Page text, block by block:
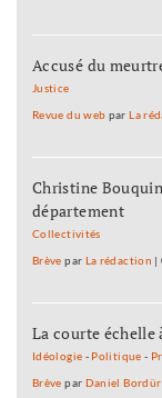
Accusé du
Justice
Revue du web parLa
Christine
département
Collectivités
Brève par La rédaction |
La courte
Idéologie - Politique -
Brève par Daniel Bordür